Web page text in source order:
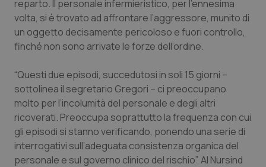
Sardegna
Toscana
Umbria
Valle D’Aosta
Malattia di Crohn & Rettocolite Ulcerosa
Obesità
Oftalmologia
Oncodermatologia
reparto. Il personale infermieristico, per l’ennesima
volta, si è trovato ad affrontare l’aggressore, munito di
un oggetto decisamente pericoloso e fuori controllo,
finché non sono arrivate le forze dell’ordine.
“Questi due episodi, succedutosi in soli 15 giorni –
sottolinea il segretario Gregori – ci preoccupano
molto per l’incolumità del personale e degli altri
ricoverati. Preoccupa soprattutto la frequenza con cui
gli episodi si stanno verificando, ponendo una serie di
interrogativi sull’adeguata consistenza organica del
personale e sul governo clinico del rischio”. Al Nursind